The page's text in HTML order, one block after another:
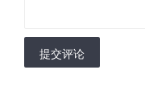
提交评论